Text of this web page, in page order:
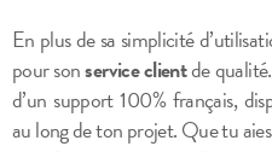
En plus de sa simplicité
pour sonservice clientde
d’un support 100% français,
au long de ton projet. Que tu